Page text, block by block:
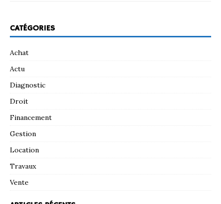
CATÉGORIES
Achat
Actu
Diagnostic
Droit
Financement
Gestion
Location
Travaux
Vente